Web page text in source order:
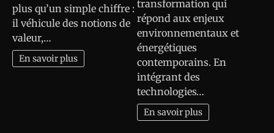
plus qu’un simple chiffre :
il véhicule des notions de
valeur,…
En savoir plus
transformation qui
répond aux enjeux
environnementaux et
énergétiques
contemporains. En
intégrant des
technologies…
En savoir plus